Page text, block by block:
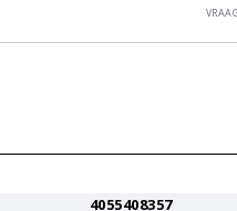
4055408357